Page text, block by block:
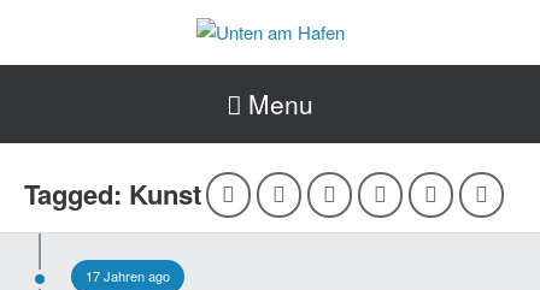
Menu
Tagged: Kunst
17 Jahren ago